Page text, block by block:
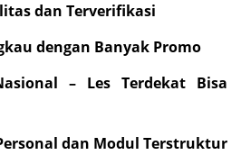
dan Terverifikasi
dengan Banyak Promo
– Les Terdekat Bisa
dan Modul Terstruktur